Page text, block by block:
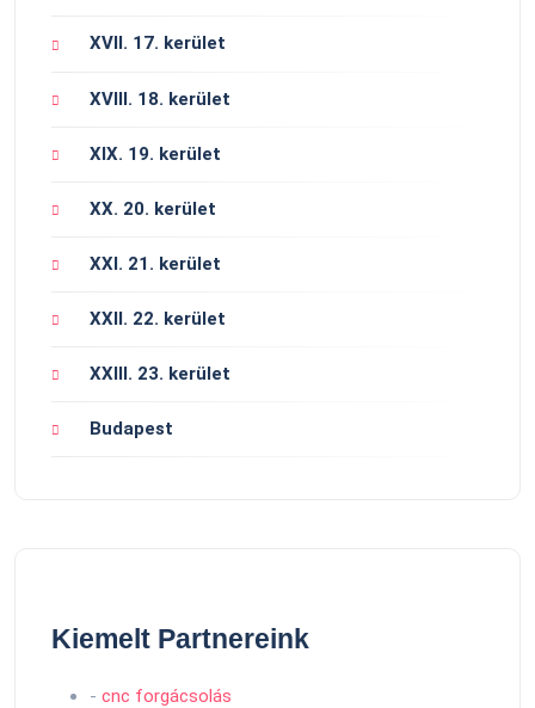
XVII. 17. kerület
XVIII. 18. kerület
XIX. 19. kerület
XX. 20. kerület
XXI. 21. kerület
XXII. 22. kerület
XXIII. 23. kerület
Budapest
Kiemelt Partnereink
- cnc forgácsolás